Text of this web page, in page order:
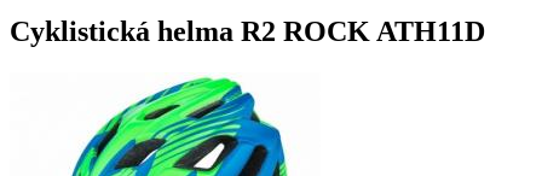
Cyklistická helma R2 ROCK ATH11D